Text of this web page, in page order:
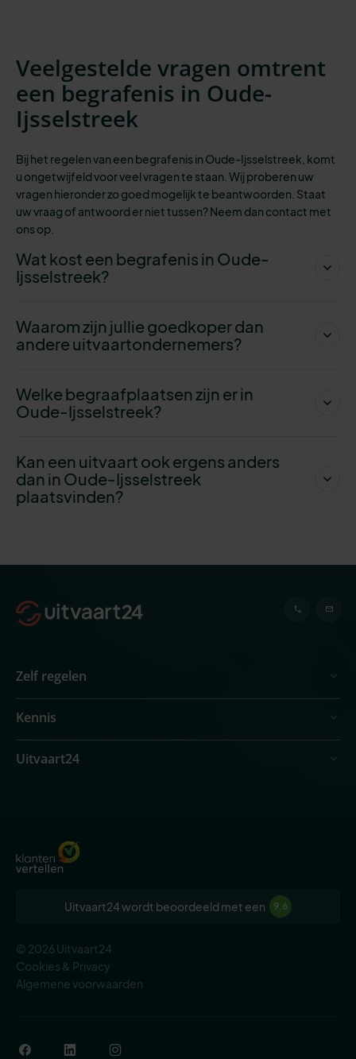
Veelgestelde vragen omtrent
een begrafenis in Oude-
Ijsselstreek
Bij het regelen van een begrafenis in Oude-Ijsselstreek, komt
u ongetwijfeld voor veel vragen te staan. Wij proberen uw
vragen hieronder zo goed mogelijk te beantwoorden. Staat
uw vraag of antwoord er niet tussen? Neem dan contact met
ons op.
Wat kost een begrafenis in Oude-
Ijsselstreek?
Waarom zijn jullie goedkoper dan
andere uitvaartondernemers?
Welke begraafplaatsen zijn er in
Oude-Ijsselstreek?
Kan een uitvaart ook ergens anders
dan in Oude-Ijsselstreek
plaatsvinden?
Zelf regelen
Kennis
Uitvaart24
Uitvaart24 wordt beoordeeld met een 9,6
© 2026 Uitvaart24
Cookies & Privacy
Algemene voorwaarden